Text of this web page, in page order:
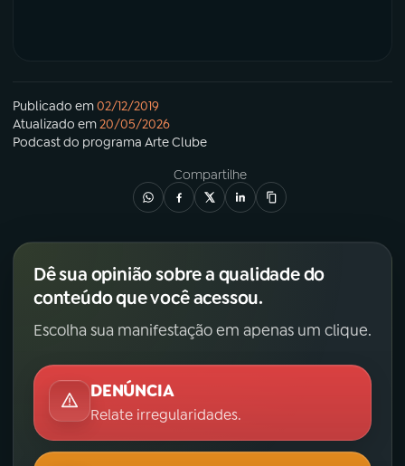
Publicado em02/12/2019
Atualizado em20/05/2026
Podcastdo programa Arte Clube
Compartilhe
Dê sua opinião sobre a qualidade do
conteúdo que você acessou.
Escolha sua manifestação em apenas um clique.
DENÚNCIA
Relate irregularidades.